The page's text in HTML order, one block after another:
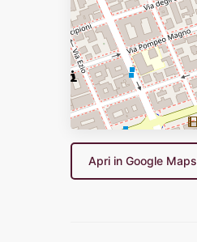
Apri in Google Maps